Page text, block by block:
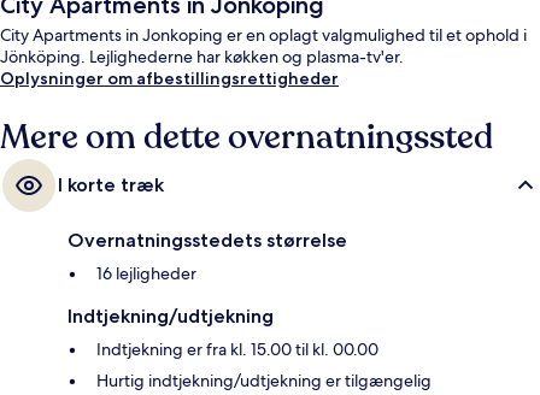
City Apartments in Jonkoping er en oplagt valgmulighed til et ophold i
Jönköping. Lejlighederne har køkken og plasma-tv'er.
Oplysninger om afbestillingsrettigheder
Mere om dette overnatningssted
I korte træk
Overnatningsstedets størrelse
16 lejligheder
Indtjekning/udtjekning
Indtjekning er fra kl. 15.00 til kl. 00.00
Hurtig indtjekning/udtjekning er tilgængelig